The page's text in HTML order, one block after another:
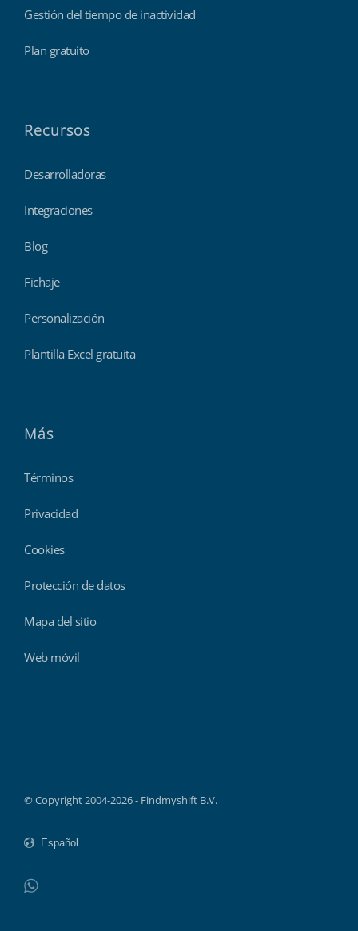
Gestión del tiempo de inactividad
Plan gratuito
Recursos
Desarrolladoras
Integraciones
Blog
Fichaje
Personalización
Plantilla Excel gratuita
Más
Términos
Privacidad
Cookies
Protección de datos
Mapa del sitio
Web móvil
© Copyright 2004-2026 - Findmyshift B.V.